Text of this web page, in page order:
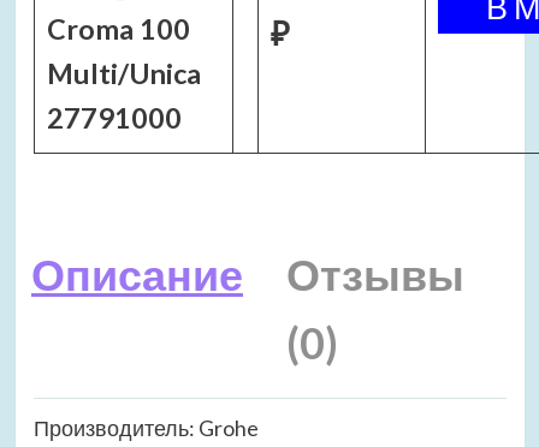
Croma 100
Multi/Unica
27791000
₽
Описание
Отзывы
(0)
Производитель: Grohe